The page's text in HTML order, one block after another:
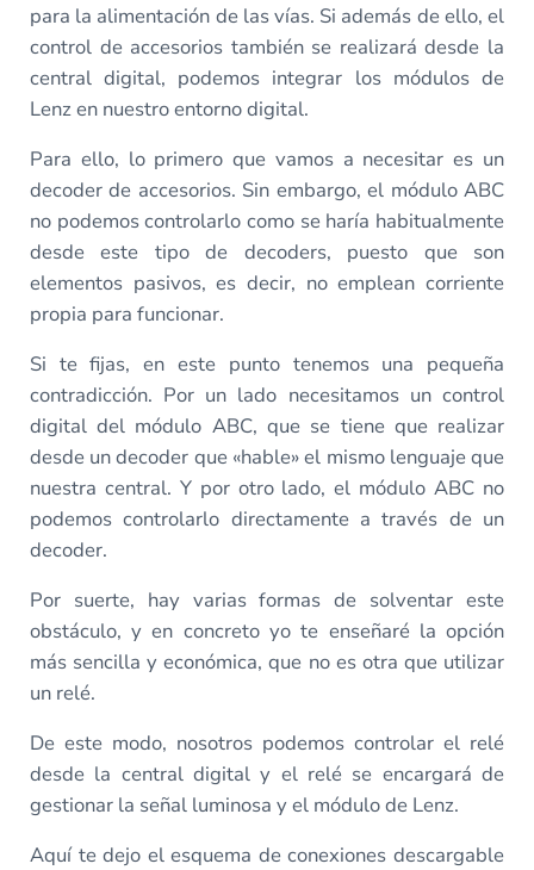
para la alimentación de las vías. Si además de ello, el
control de accesorios también se realizará desde la
central digital, podemos integrar los módulos de
Lenz en nuestro entorno digital.
Para ello, lo primero que vamos a necesitar es un
decoder de accesorios. Sin embargo, el módulo ABC
no podemos controlarlo como se haría habitualmente
desde este tipo de decoders, puesto que son
elementos pasivos, es decir, no emplean corriente
propia para funcionar.
Si te fijas, en este punto tenemos una pequeña
contradicción. Por un lado necesitamos un control
digital del módulo ABC, que se tiene que realizar
desde un decoder que «hable» el mismo lenguaje que
nuestra central. Y por otro lado, el módulo ABC no
podemos controlarlo directamente a través de un
decoder.
Por suerte, hay varias formas de solventar este
obstáculo, y en concreto yo te enseñaré la opción
más sencilla y económica, que no es otra que utilizar
un relé.
De este modo, nosotros podemos controlar el relé
desde la central digital y el relé se encargará de
gestionar la señal luminosa y el módulo de Lenz.
Aquí te dejo el esquema de conexiones descargable